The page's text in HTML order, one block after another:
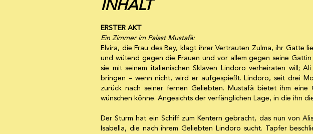
INHALT
ERSTER AKT
Ein Zimmer im Palast Mustafà:
Elvira, die Frau des Bey, klagt ihrer Vertrauten Zulma, ihr Gatte
und wütend gegen die Frauen und vor allem gegen seine
sie mit seinem italienischen Sklaven Lindoro verheiraten will;
bringen – wenn nicht, wird er aufgespießt. Lindoro, seit drei
zurück nach seiner fernen Geliebten. Mustafà bietet ihm
wünschen könne. Angesichts der verfänglichen Lage, in die ihn
Der Sturm hat ein Schiff zum Kentern gebracht, das nun von
Isabella, die nach ihrem Geliebten Lindoro sucht. Tapfer